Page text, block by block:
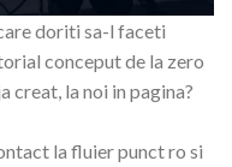
doriti sa-l faceti
conceput de la zero
creat, la noi in pagina?
la fluier punct ro si